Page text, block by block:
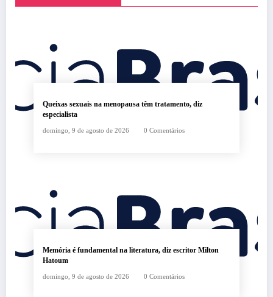
Queixas sexuais na menopausa têm tratamento, diz
especialista
domingo, 9 de agosto de 2026 0 Comentários
Memória é fundamental na literatura, diz escritor Milton
Hatoum
domingo, 9 de agosto de 2026 0 Comentários